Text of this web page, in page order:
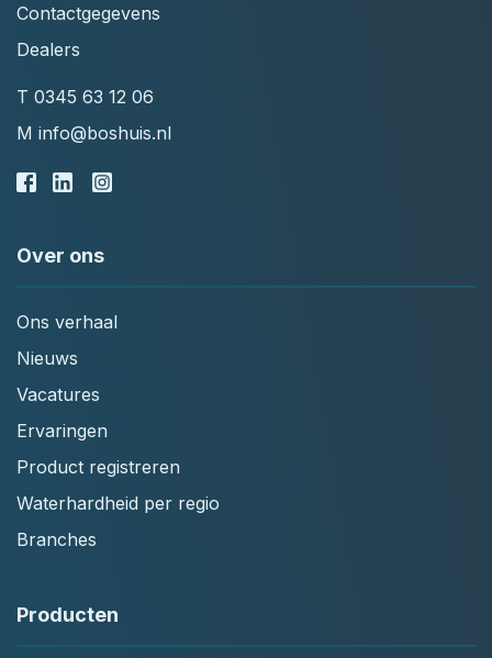
Contactgegevens
Dealers
T 0345 63 12 06
M info@boshuis.nl
Over ons
Ons verhaal
Nieuws
Vacatures
Ervaringen
Product registreren
Waterhardheid per regio
Branches
Producten